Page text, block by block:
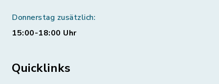
Donnerstag zusätzlich:
15:00-18:00 Uhr
Quicklinks